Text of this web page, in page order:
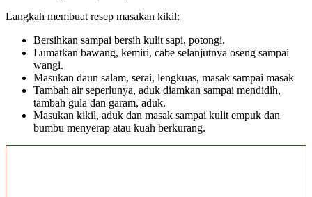
Langkah membuat resep masakan kikil:
Bersihkan sampai bersih kulit sapi, potongi.
Lumatkan bawang, kemiri, cabe selanjutnya oseng sampai
wangi.
Masukan daun salam, serai, lengkuas, masak sampai masak
Tambah air seperlunya, aduk diamkan sampai mendidih,
tambah gula dan garam, aduk.
Masukan kikil, aduk dan masak sampai kulit empuk dan
bumbu menyerap atau kuah berkurang.